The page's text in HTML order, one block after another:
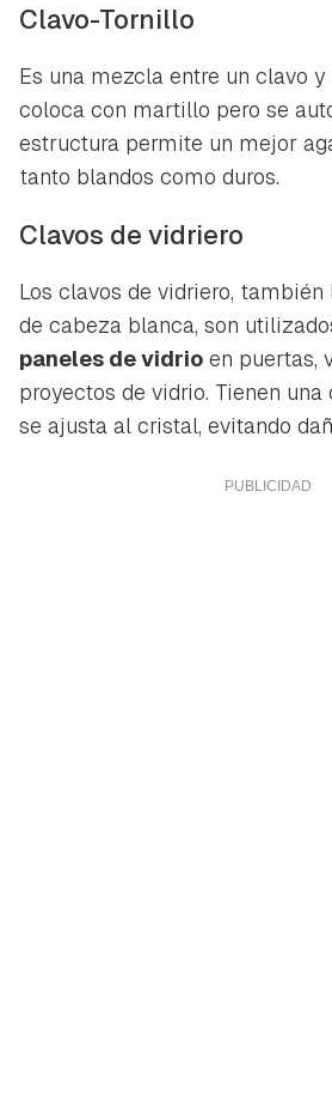
Clavo-Tornillo
Es una mezcla entre un clavo
coloca con martillo pero se
estructura permite un mejor
tanto blandos como duros.
Clavos de vidriero
Los clavos de vidriero,
de cabeza blanca, son
paneles de vidrio en puertas,
proyectos de vidrio. Tienen
se ajusta al cristal, evitando